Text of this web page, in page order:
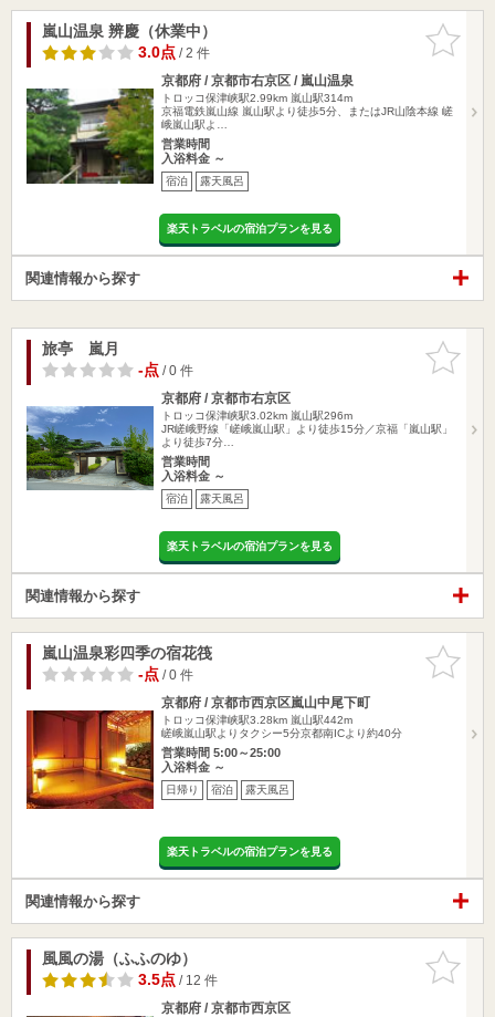
お気に入
りに追加
嵐山温泉 辨慶（休業中）
3.0点/ 2 件
京都府 / 京都市右京区 / 嵐山温泉
トロッコ保津峡駅2.99km 嵐山駅314m
京福電鉄嵐山線 嵐山駅より徒歩5分、またはJR山陰本線 嵯
峨嵐山駅よ…
営業時間
入浴料金 ～
宿泊 露天風呂
楽天トラベルの宿泊プランを見る
関連情報から探す
お気に入
りに追加
旅亭 嵐月
-点/ 0 件
京都府 / 京都市右京区
トロッコ保津峡駅3.02km 嵐山駅296m
JR嵯峨野線「嵯峨嵐山駅」より徒歩15分／京福「嵐山駅」
より徒歩7分…
営業時間
入浴料金 ～
宿泊 露天風呂
楽天トラベルの宿泊プランを見る
関連情報から探す
お気に入
りに追加
嵐山温泉彩四季の宿花筏
-点/ 0 件
京都府 / 京都市西京区嵐山中尾下町
トロッコ保津峡駅3.28km 嵐山駅442m
嵯峨嵐山駅よりタクシー5分京都南ICより約40分
営業時間 5:00～25:00
入浴料金 ～
日帰り 宿泊 露天風呂
楽天トラベルの宿泊プランを見る
関連情報から探す
お気に入
りに追加
風風の湯（ふふのゆ）
3.5点/ 12 件
京都府 / 京都市西京区